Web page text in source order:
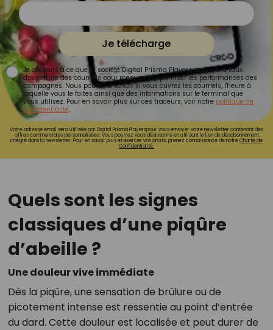
Je télécharge
Je consens à ce que la société Digital Prisma Players analyse le taux
d'ouverture des courriels pour mesurer et optimiser les performances des
campagnes. Nous pourrons savoir si vous ouvrez les courriels, l'heure à
laquelle vous le faites ainsi que des informations sur le terminal que
vous utilisez. Pour en savoir plus sur ces traceurs, voir notre politique de
confidentialité.
Votre adresse email sera utilisée par Digital Prisma Playerspour vous envoyer votre newsletter contenant des
offres commerciales personnalisées. Vous pourrez vous désinscrire en utilisant le lien de désabonnement
intégré dans la newsletter. Pour en savoir plus et exercer vos droits, prenez connaissance de notreCharte de
Confidentialité.
Quels sont les signes
classiques d’une piqûre
d’abeille ?
Une douleur vive immédiate
Dès la piqûre, une sensation de brûlure ou de
picotement intense est ressentie au point d’entrée
du dard. Cette douleur est localisée et peut durer de